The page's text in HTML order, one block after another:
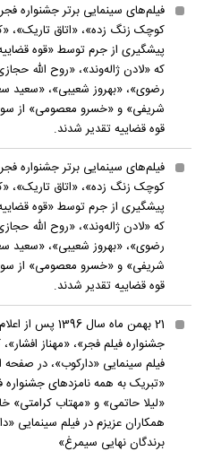
فیلم‌های سینمایی برتر جشنواره
کوچک زنگ زده»، «اتاق تاریک»،
پیشگیری از جرم توسط «قوه
که «لادن ژاله‌وند»، «روح الله
رضوی»، «بهروز شعیبی»، «سعید
شریفی» و «خسرو معصومی» از
قوه قضاییه تقدیر شدند.
فیلم‌های سینمایی برتر جشنواره
کوچک زنگ زده»، «اتاق تاریک»،
پیشگیری از جرم توسط «قوه
که «لادن ژاله‌وند»، «روح الله
رضوی»، «بهروز شعیبی»، «سعید
شریفی» و «خسرو معصومی» از
قوه قضاییه تقدیر شدند.
21 بهمن ماه
جشنواره فیلم فجر»، «مهناز
فیلم سینمایی «دارکوب»، در
«تبریک به همه نامزدهای
«لیلا حاتمی» و «مهتاب کرامتی»
همکاران عزیزم در فیلم سینمایی
برندگان نهایی سیمرغ»